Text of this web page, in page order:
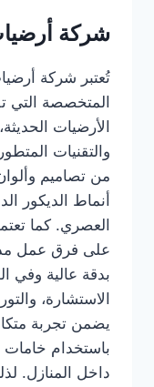
شركة
تُعتبر شركة
المتخصصة التي
الأرضيات
والتقنيات
من تصاميم
أنماط الديكور
العصري. كما
على فرق عمل
بدقة عالية وفي
الاستشارة،
يضمن تجربة
باستخدام خامات
داخل المنازل.